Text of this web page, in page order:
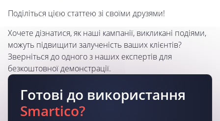
Поділіться цією статтею зі своїми друзями!
Хочете дізнатися, як наші кампанії, викликані подіями,
можуть підвищити залученість ваших клієнтів?
Зверніться до одного з наших експертів для
безкоштовної демонстрації.
Готові до використання
Smartico?